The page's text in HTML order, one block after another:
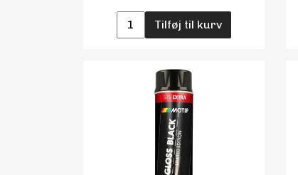
Tilføj til kurv